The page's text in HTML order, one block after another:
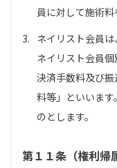
員に対して施術料
3. ネイリスト会員は
ネイリスト会員個
決済手数料及び
料等」といいま
のとします。
第１１条（権利帰